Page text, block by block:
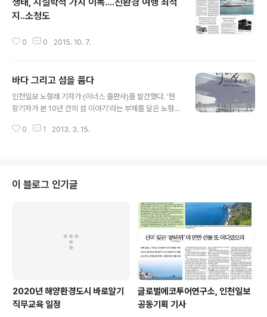
생태, 지질학적 가치 이목....친환경 여행 최적
지..소청도
0 0 2015. 10. 7.
바다 그리고 섬을 품다
인천일보 노형래 기자가 (이너스 출판사)를 발간했다. '현
장기자가 본 10년 간의 섬 이야기'라는 부제를 달은 노형래
사람들의 삶을 기록하고 있는 현장 보고서이다. 섬과 관련
화하는 것이다. 그러나 섬에는 엄연히 보편적인 인간의 삶
이 있고 자연의 생태가 존재하고 있다. 지역언론 기자로는
거의 유일무이하게 환경전문기자로 활동해온 노형래 기자
는 이 책을 통해 지난 10년 간 인천의 섬들을 탐사하고 섬
의 역사와 환경, 생태, 주민의 삶에 주목하고 있다. 또한 섬
의 생태를 탐사하면서 인천의..
0 1 2013. 3. 15.
이 블로그 인기글
2020년 해양환경도시 바로알기
직무교육 일정
글로벌에코투어연구소, 인천일보
공동기획 기사